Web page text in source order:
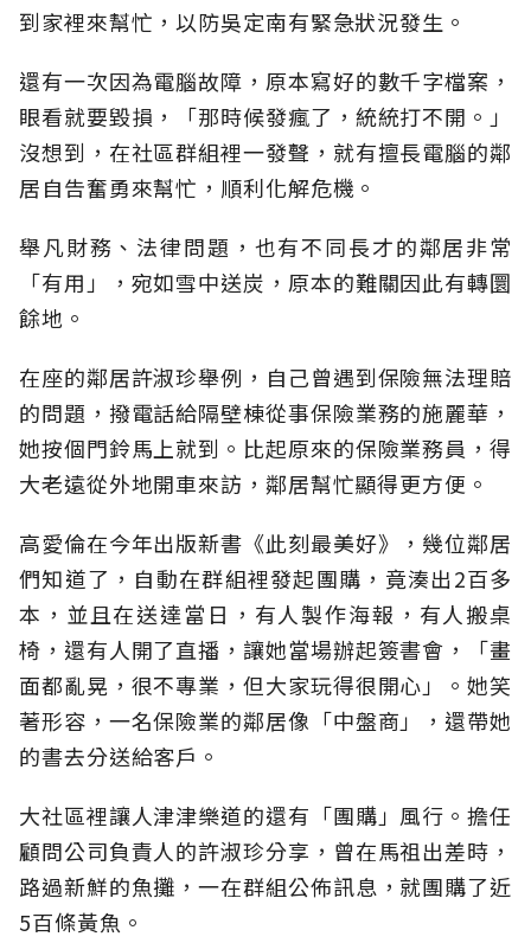
到家裡來幫忙，以防吳定南有緊急狀況發生。
還有一次因為電腦故障，原本寫好的數千字檔案，
眼看就要毀損，「那時候發瘋了，統統打不開。」
沒想到，在社區群組裡一發聲，就有擅長電腦的鄰
居自告奮勇來幫忙，順利化解危機。
舉凡財務、法律問題，也有不同長才的鄰居非常
「有用」，宛如雪中送炭，原本的難關因此有轉圜
餘地。
在座的鄰居許淑珍舉例，自己曾遇到保險無法理賠
的問題，撥電話給隔壁棟從事保險業務的施麗華，
她按個門鈴馬上就到。比起原來的保險業務員，得
大老遠從外地開車來訪，鄰居幫忙顯得更方便。
高愛倫在今年出版新書《此刻最美好》，幾位鄰居
們知道了，自動在群組裡發起團購，竟湊出2百多
本，並且在送達當日，有人製作海報，有人搬桌
椅，還有人開了直播，讓她當場辦起簽書會，「畫
面都亂晃，很不專業，但大家玩得很開心」。她笑
著形容，一名保險業的鄰居像「中盤商」，還帶她
的書去分送給客戶。
大社區裡讓人津津樂道的還有「團購」風行。擔任
顧問公司負責人的許淑珍分享，曾在馬祖出差時，
路過新鮮的魚攤，一在群組公佈訊息，就團購了近
5百條黃魚。